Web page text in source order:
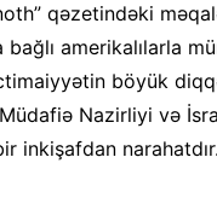
qəzetindəki
bağlı amerikalılarla
böyük
Nazirliyi və
inkişafdan narahatdır.